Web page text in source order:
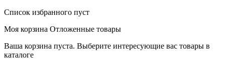
Список избранного пуст
Моя корзина Отложенные товары
Ваша корзина пуста. Выберите интересующие вас товары в
каталоге